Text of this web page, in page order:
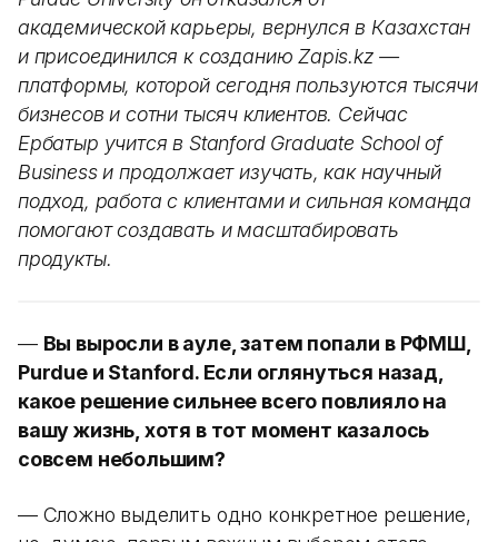
академической карьеры, вернулся в Казахстан
и присоединился к созданию Zapis.kz —
платформы, которой сегодня пользуются тысячи
бизнесов и сотни тысяч клиентов. Сейчас
Ербатыр учится в Stanford Graduate School of
Business и продолжает изучать, как научный
подход, работа с клиентами и сильная команда
помогают создавать и масштабировать
продукты.
— Вы выросли в ауле, затем попали в РФМШ,
Purdue и Stanford. Если оглянуться назад,
какое решение сильнее всего повлияло на
вашу жизнь, хотя в тот момент казалось
совсем небольшим?
— Сложно выделить одно конкретное решение,